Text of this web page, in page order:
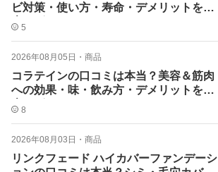
ビ対策・使い方・寿命・デメリットを徹
底レビュー
5
2026年08月05日 ・ 商品
コラテインの口コミは本当？美容＆筋肉
への効果・味・飲み方・デメリットを徹
底レビュー
8
2026年08月03日 ・ 商品
リンクフェード ハイカバーファンデーシ